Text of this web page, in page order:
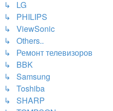
↳ LG
↳ PHILIPS
↳ ViewSonic
↳ Others..
↳ Ремонт телевизоров
↳ BBK
↳ Samsung
↳ Toshiba
↳ SHARP